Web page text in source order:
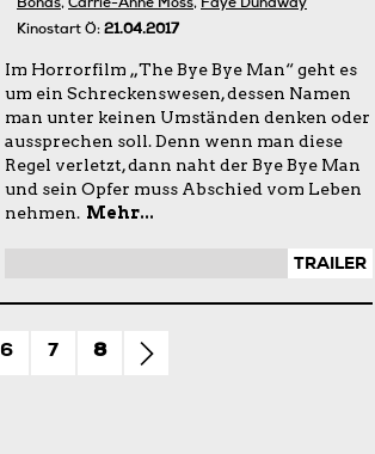
Bonas, Carrie-Anne Moss, Faye Dunaway
Kinostart Ö: 21.04.2017
Im Horrorfilm „The Bye Bye Man“ geht es
um ein Schreckenswesen, dessen Namen
man unter keinen Umständen denken oder
aussprechen soll. Denn wenn man diese
Regel verletzt, dann naht der Bye Bye Man
und sein Opfer muss Abschied vom Leben
nehmen. Mehr...
TRAILER
6 7 8